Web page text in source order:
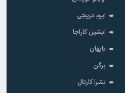
ایرم دریجی
ایشین کاراجا
بایهان
برگن
بشرا کارتال